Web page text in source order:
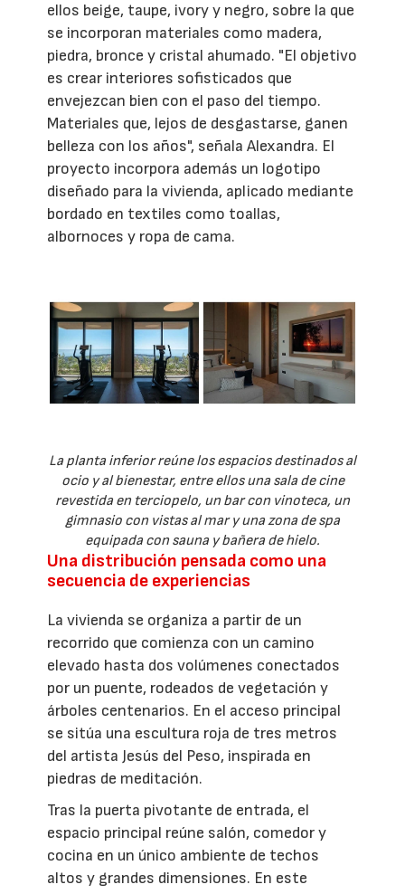
ellos beige, taupe, ivory y negro, sobre la que
se incorporan materiales como madera,
piedra, bronce y cristal ahumado. "El objetivo
es crear interiores sofisticados que
envejezcan bien con el paso del tiempo.
Materiales que, lejos de desgastarse, ganen
belleza con los años", señala Alexandra. El
proyecto incorpora además un logotipo
diseñado para la vivienda, aplicado mediante
bordado en textiles como toallas,
albornoces y ropa de cama.
La planta inferior reúne los espacios destinados al
ocio y al bienestar, entre ellos una sala de cine
revestida en terciopelo, un bar con vinoteca, un
gimnasio con vistas al mar y una zona de spa
equipada con sauna y bañera de hielo.
Una distribución pensada como una
secuencia de experiencias
La vivienda se organiza a partir de un
recorrido que comienza con un camino
elevado hasta dos volúmenes conectados
por un puente, rodeados de vegetación y
árboles centenarios. En el acceso principal
se sitúa una escultura roja de tres metros
del artista Jesús del Peso, inspirada en
piedras de meditación.
Tras la puerta pivotante de entrada, el
espacio principal reúne salón, comedor y
cocina en un único ambiente de techos
altos y grandes dimensiones. En este